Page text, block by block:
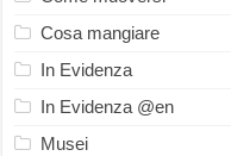
Cosa mangiare
In Evidenza
In Evidenza @en
Musei